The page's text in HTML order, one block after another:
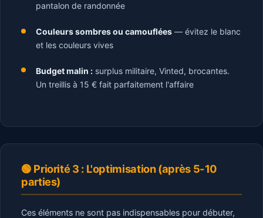
pantalon de randonnée
Couleurs sombres ou camouflées — évitez le blanc
et les couleurs vives
Budget malin : surplus militaire, Vinted, brocantes.
Un treillis à 15 € fait parfaitement l'affaire
🟢 Priorité 3 : L'optimisation (après 5-10
parties)
Ces éléments ne sont pas indispensables pour débuter,